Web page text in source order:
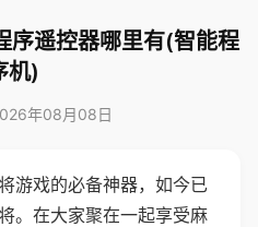
序遥控器哪里有(智能程
机)
年08月08日
游戏的必备神器，如今已
。在大家聚在一起享受麻